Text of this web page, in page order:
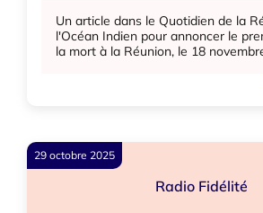
Un article dans le Quotidien de la
l'Océan Indien pour annoncer le
la mort à la Réunion, le 18
29 octobre 2025
Radio Fidélité